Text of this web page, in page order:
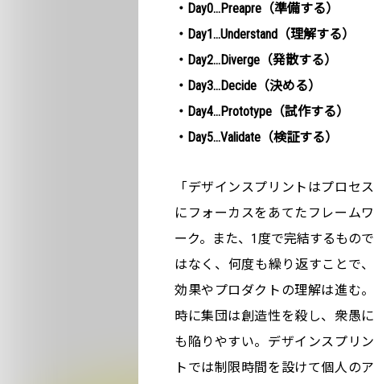
・Day0…Preapre（準備する）
・Day1…Understand（理解する）
・Day2…Diverge（発散する）
・Day3…Decide（決める）
・Day4…Prototype（試作する）
・Day5…Validate（検証する）
「デザインスプリントはプロセス
にフォーカスをあてたフレームワ
ーク。また、1度で完結するもので
はなく、何度も繰り返すことで、
効果やプロダクトの理解は進む。
時に集団は創造性を殺し、衆愚に
も陥りやすい。デザインスプリン
トでは制限時間を設けて個人のア